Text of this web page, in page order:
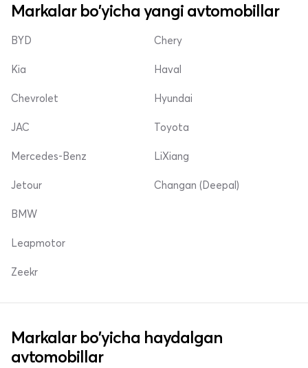
Markalar bo'yicha yangi avtomobillar
BYD
Kia
Chevrolet
Chery
Haval
Hyundai
JAC
Mercedes-Benz
Jetour
Toyota
LiXiang
Changan (Deepal)
BMW
Leapmotor
Zeekr
Markalar bo'yicha haydalgan
avtomobillar